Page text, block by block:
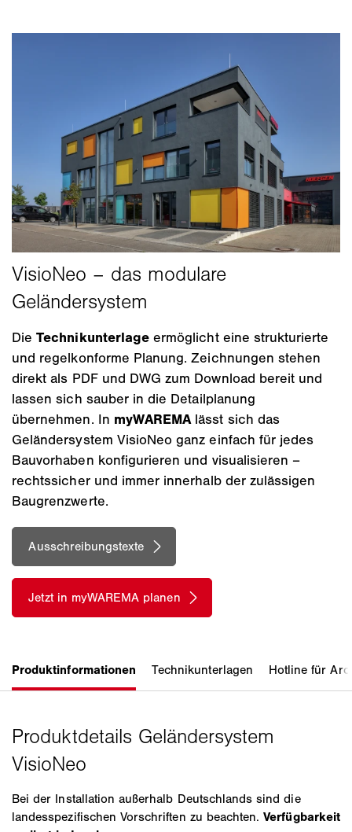
DieTechnikunterlageermöglicht eine strukturierte
und regelkonforme Planung. Zeichnungen stehen
direkt als PDF und DWG zum Download bereit und
lassen sich sauber in die Detailplanung
übernehmen. In myWAREMA lässt sich das
Geländersystem VisioNeo ganz einfach für jedes
Bauvorhaben konfigurieren und visualisieren –
rechtssicher und immer innerhalb der zulässigen
Baugrenzwerte.
Bei der Installation außerhalb Deutschlands sind die
landesspezifischen Vorschriften zu beachten.Verfügbarkeit